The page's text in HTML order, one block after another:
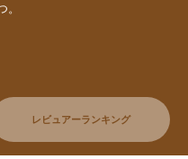
レビュアーランキング